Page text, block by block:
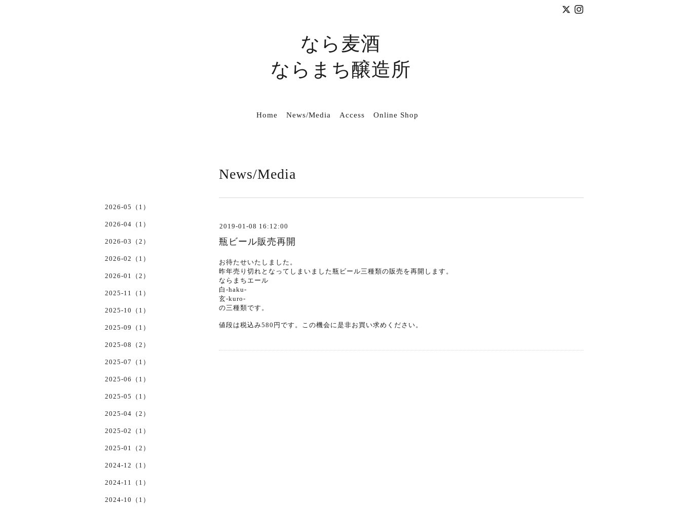
なら麦酒
ならまち醸造所
Home News/Media Access Online Shop
News/Media
2019-01-08 16:12:00
瓶ビール販売再開
お待たせいたしました。
昨年売り切れとなってしまいました瓶ビール三種類の販売を再開します。
ならまちエール
白-haku-
玄-kuro-
の三種類です。
値段は税込み580円です。この機会に是非お買い求めください。
2026-05（1）
2026-04（1）
2026-03（2）
2026-02（1）
2026-01（2）
2025-11（1）
2025-10（1）
2025-09（1）
2025-08（2）
2025-07（1）
2025-06（1）
2025-05（1）
2025-04（2）
2025-02（1）
2025-01（2）
2024-12（1）
2024-11（1）
2024-10（1）